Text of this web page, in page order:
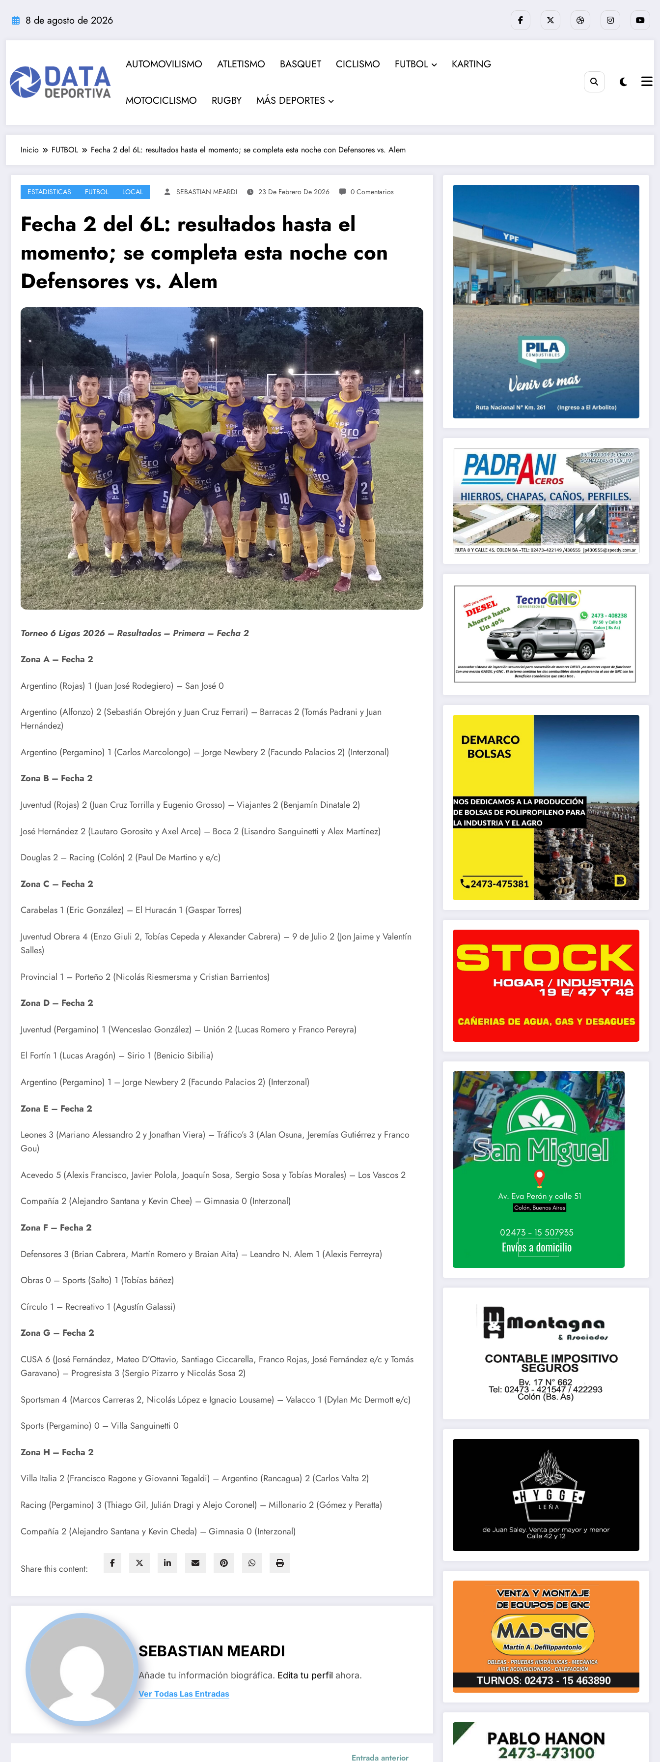
8 de agosto de 2026
AUTOMOVILISMO ATLETISMO BASQUET CICLISMO FUTBOL KARTING
MOTOCICLISMO RUGBY MÁS DEPORTES
Inicio FUTBOL Fecha 2 del 6L: resultados hasta el momento; se completa esta noche con Defensores vs. Alem
ESTADISTICAS FUTBOL LOCAL SEBASTIAN MEARDI 23 De Febrero De 2026 0 Comentarios
Fecha 2 del 6L: resultados hasta el
momento; se completa esta noche con
Defensores vs. Alem
Torneo 6 Ligas 2026 – Resultados – Primera – Fecha 2
Zona A – Fecha 2
Argentino (Rojas) 1 (Juan José Rodegiero) – San José 0
Argentino (Alfonzo) 2 (Sebastián Obrejón y Juan Cruz Ferrari) – Barracas 2 (Tomás Padrani y Juan
Hernández)
Argentino (Pergamino) 1 (Carlos Marcolongo) – Jorge Newbery 2 (Facundo Palacios 2) (Interzonal)
Zona B – Fecha 2
Juventud (Rojas) 2 (Juan Cruz Torrilla y Eugenio Grosso) – Viajantes 2 (Benjamín Dinatale 2)
José Hernández 2 (Lautaro Gorosito y Axel Arce) – Boca 2 (Lisandro Sanguinetti y Alex Martínez)
Douglas 2 – Racing (Colón) 2 (Paul De Martino y e/c)
Zona C – Fecha 2
Carabelas 1 (Eric González) – El Huracán 1 (Gaspar Torres)
Juventud Obrera 4 (Enzo Giuli 2, Tobías Cepeda y Alexander Cabrera) – 9 de Julio 2 (Jon Jaime y Valentín
Salles)
Provincial 1 – Porteño 2 (Nicolás Riesmersma y Cristian Barrientos)
Zona D – Fecha 2
Juventud (Pergamino) 1 (Wenceslao González) – Unión 2 (Lucas Romero y Franco Pereyra)
El Fortín 1 (Lucas Aragón) – Sirio 1 (Benicio Sibilia)
Argentino (Pergamino) 1 – Jorge Newbery 2 (Facundo Palacios 2) (Interzonal)
Zona E – Fecha 2
Leones 3 (Mariano Alessandro 2 y Jonathan Viera) – Tráfico’s 3 (Alan Osuna, Jeremías Gutiérrez y Franco
Gou)
Acevedo 5 (Alexis Francisco, Javier Polola, Joaquín Sosa, Sergio Sosa y Tobías Morales) – Los Vascos 2
Compañía 2 (Alejandro Santana y Kevin Chee) – Gimnasia 0 (Interzonal)
Zona F – Fecha 2
Defensores 3 (Brian Cabrera, Martín Romero y Braian Aita) – Leandro N. Alem 1 (Alexis Ferreyra)
Obras 0 – Sports (Salto) 1 (Tobías báñez)
Círculo 1 – Recreativo 1 (Agustín Galassi)
Zona G – Fecha 2
CUSA 6 (José Fernández, Mateo D’Ottavio, Santiago Ciccarella, Franco Rojas, José Fernández e/c y Tomás
Garavano) – Progresista 3 (Sergio Pizarro y Nicolás Sosa 2)
Sportsman 4 (Marcos Carreras 2, Nicolás López e Ignacio Lousame) – Valacco 1 (Dylan Mc Dermott e/c)
Sports (Pergamino) 0 – Villa Sanguinetti 0
Zona H – Fecha 2
Villa Italia 2 (Francisco Ragone y Giovanni Tegaldi) – Argentino (Rancagua) 2 (Carlos Valta 2)
Racing (Pergamino) 3 (Thiago Gil, Julián Dragi y Alejo Coronel) – Millonario 2 (Gómez y Peratta)
Compañía 2 (Alejandro Santana y Kevin Cheda) – Gimnasia 0 (Interzonal)
Share this content:
SEBASTIAN MEARDI
Añade tu información biográfica. Edita tu perfil ahora.
Ver Todas Las Entradas
Entrada anterior